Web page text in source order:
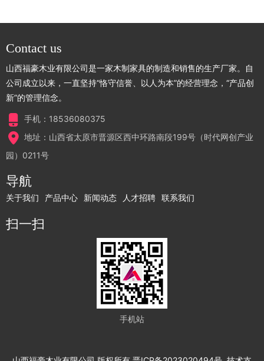
Contact us
山西福豪木业有限公司是一家木制家具的制造和销售的生产厂家。自
公司成立以来，一直坚持“恪守信誉、以人为本”的经营理念，“产品创
新”的管理信念。
手机：18536080375
地址：山西省太原市晋源区西中环路南段199号（时代网创产业
园）0211号
导航
关于我们 产品中心 新闻动态 人才招聘 联系我们
扫一扫
手机站